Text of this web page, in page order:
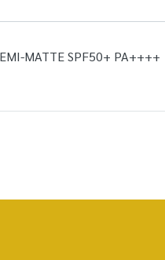
MATTE SPF50+ PA++++